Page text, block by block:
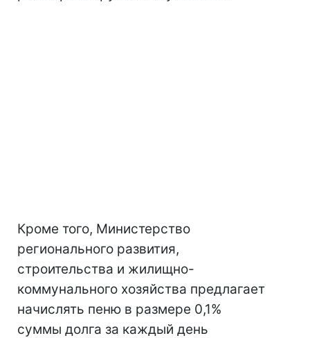
Кроме того, Министерство
регионального развития,
строительства и жилищно-
коммунального хозяйства предлагает
начислять пеню в размере 0,1%
суммы долга за каждый день